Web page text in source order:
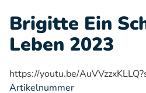
Brigitte Ein
Leben 2023
https://youtu.be/
Artikelnummer